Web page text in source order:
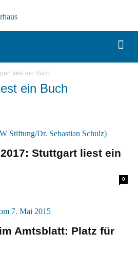
liest ein Buch
ein Buch
Stuttgart liest ein
0
Amtsblatt: Platz für